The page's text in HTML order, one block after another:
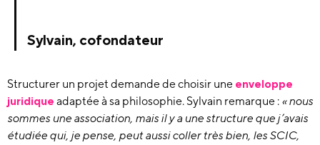
Sylvain, cofondateur
Structurer un projet demande de choisir une enveloppe
juridique adaptée à sa philosophie. Sylvain remarque : « nous
sommes une association, mais il y a une structure que j’avais
étudiée qui, je pense, peut aussi coller très bien, les SCIC,